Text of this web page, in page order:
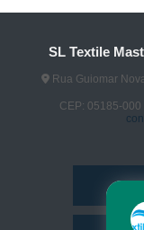
SL Textile
Rua Guiomar
CEP: 05185-000